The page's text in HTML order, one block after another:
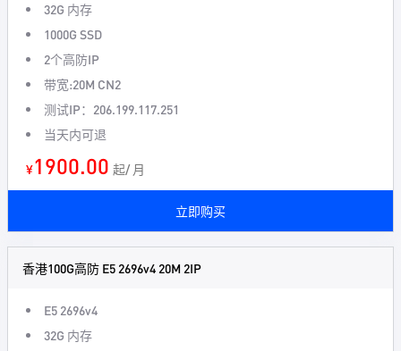
32G 内存
1000G SSD
2个高防IP
带宽:20M CN2
测试IP：206.199.117.251
当天内可退
¥1900.00 起/ 月
立即购买
香港100G高防 E5 2696v4 20M 2IP
E5 2696v4
32G 内存